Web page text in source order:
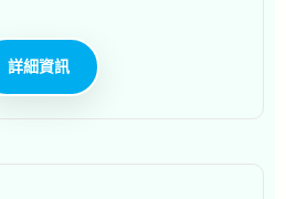
詳細資訊